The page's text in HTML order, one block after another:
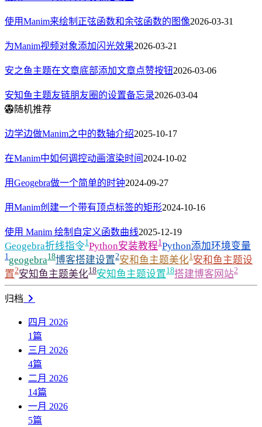
使用Manim来绘制正弦函数和余弦函数的图像2026-03-31
为Manim视频对象添加闪光效果2026-03-21
安之鱼主题在文章底部添加文章点赞按钮2026-03-06
安知鱼主题友链朋友圈的设置备忘录2026-03-04
随机推荐
边学边做Manim之中的数轴介绍2025-10-17
在Manim中如何调控动画渲染时间 2024-10-02
用Geogebra做一个简单的时钟2024-09-27
用Manim创建一个带有顶点标签的矩形2024-10-16
使用 Manim 绘制自定义函数曲线2025-12-19
Geogebra折线指令1Python安装教程1Python添加环境变量
1geogebra18博客搭建设置2安和鱼主题美化1安和鱼主题设
置2安知鱼主题美化18安知鱼主题设置18搭建博客网站2
归档
四月 2026
1篇
三月 2026
4篇
二月 2026
14篇
一月 2026
5篇